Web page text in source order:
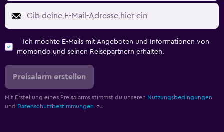
Ich möchte E-Mails mit Angeboten und Informationen von
momondo und seinen Reisepartnern erhalten.
Preisalarm erstellen
Mit Erstellung eines Preisalarms stimmst du unseren Nutzungsbedingungen
und Datenschutzbestimmungen. zu